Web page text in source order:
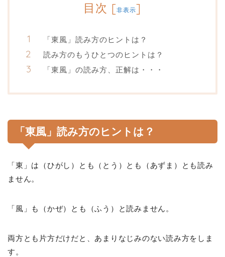
目次 [非表示]
「東風」読み方のヒントは？
読み方のもうひとつのヒントは？
「東風」の読み方、正解は・・・
「東風」読み方のヒントは？
「東」は（ひがし）とも（とう）とも（あずま）とも読み
ません。
「風」も（かぜ）とも（ふう）と読みません。
両方とも片方だけだと、あまりなじみのない読み方をしま
す。